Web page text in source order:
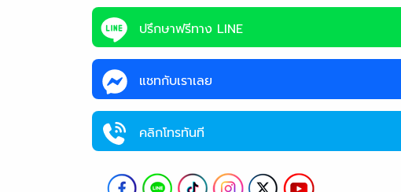
ปรึกษาฟรีทาง LINE
แชทกับเราเลย
คลิกโทรทันที